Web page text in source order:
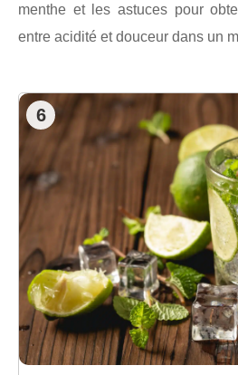
menthe et les astuces pour
entre acidité et douceur dans un
6